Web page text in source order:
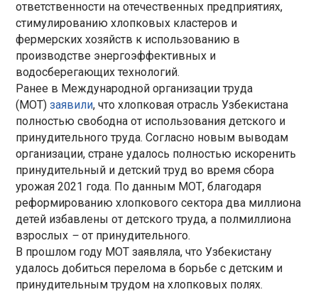
ответственности на отечественных предприятиях,
стимулированию хлопковых кластеров и
фермерских хозяйств к использованию в
производстве энергоэффективных и
водосберегающих технологий.
Ранее в Международной организации труда
(МОТ)заявили, что хлопковая отрасль Узбекистана
полностью свободна от использования детского и
принудительного труда. Согласно новым выводам
организации, стране удалось полностью искоренить
принудительный и детский труд во время сбора
урожая 2021 года. По данным МОТ, благодаря
реформированию хлопкового сектора два миллиона
детей избавлены от детского труда, а полмиллиона
взрослых – от принудительного.
В прошлом году МОТ заявляла, что Узбекистану
удалось добиться перелома в борьбе с детским и
принудительным трудом на хлопковых полях.